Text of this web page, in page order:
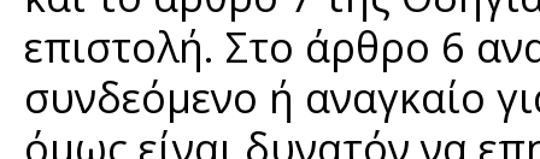
επιστολή. Στο άρθρο 6
συνδεόμενο ή αναγκαίο
όμως είναι δυνατόν να